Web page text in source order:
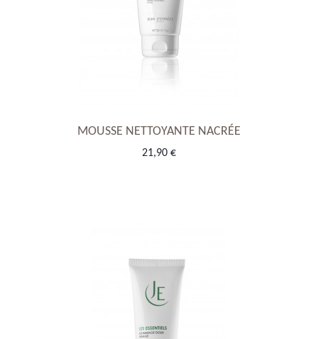
MOUSSE NETTOYANTE NACRÉE
21,90 €